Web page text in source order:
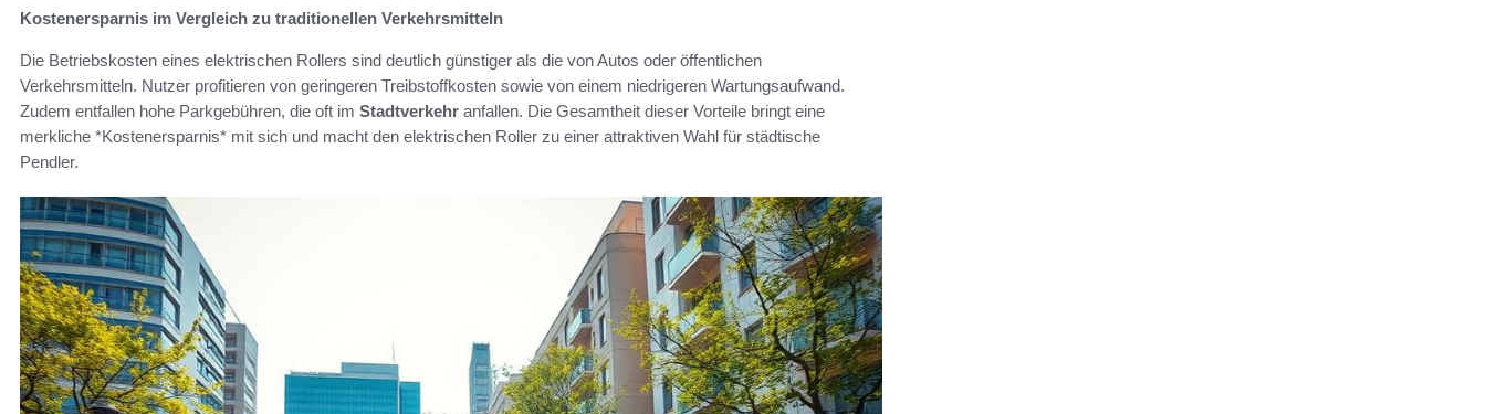
Kostenersparnis im Vergleich zu traditionellen Verkehrsmitteln
Die Betriebskosten eines elektrischen Rollers sind deutlich günstiger als die von Autos oder öffentlichen
Verkehrsmitteln. Nutzer profitieren von geringeren Treibstoffkosten sowie von einem niedrigeren Wartungsaufwand.
Zudem entfallen hohe Parkgebühren, die oft im Stadtverkehr anfallen. Die Gesamtheit dieser Vorteile bringt eine
merkliche *Kostenersparnis* mit sich und macht den elektrischen Roller zu einer attraktiven Wahl für städtische
Pendler.